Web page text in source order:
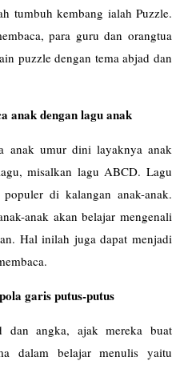
tumbuh kembang ialah Puzzle.
para guru dan orangtua
puzzle dengan tema abjad dan
anak dengan lagu anak
anak umur dini layaknya anak
misalkan lagu ABCD. Lagu
di kalangan anak-anak.
anak akan belajar mengenali
Hal inilah juga dapat menjadi
garis putus-putus
dan angka, ajak mereka buat
dalam belajar menulis yaitu